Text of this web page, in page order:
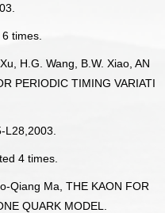
times.
H.G. Wang, B.W. Xiao, AN
PERIODIC TIMING VARIATI
L28,2003.
4 times.
Qiang Ma, THE KAON FOR
QUARK MODEL.